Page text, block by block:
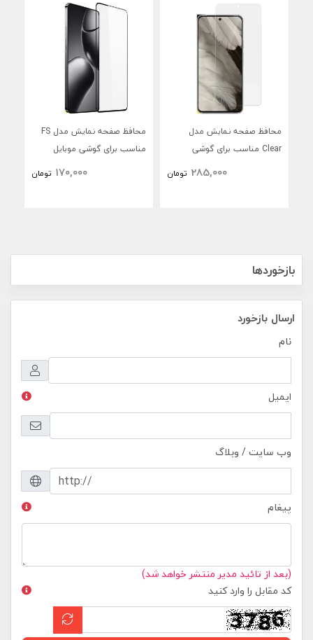
محافظ صفحه نمایش مدل
Clear مناسب برای گوشی
موبایل سامسونگ GALAXY
285,000 تومان
محافظ صفحه نمایش مدل FS
مناسب برای گوشی موبایل
170,000 تومان
بازخوردها
ارسال بازخورد
نام
ایمیل
وب سایت / وبلاگ
پیغام
(بعد از تائید مدیر منتشر خواهد شد)
کد مقابل را وارد کنید